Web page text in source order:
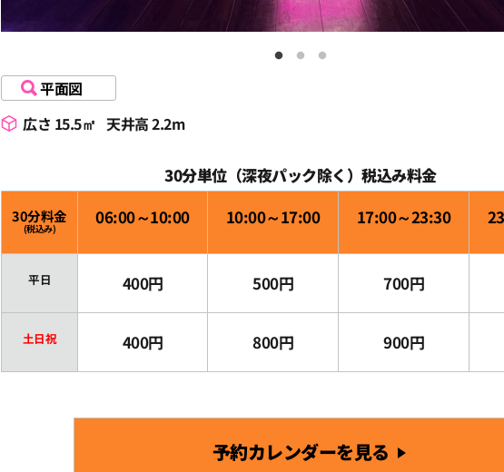
19:30
20:30
21:00
21:30
平面図
広さ 15.5㎡ 天井高 2.2m
30分単位（深夜パック除く）税込み料金
30分料金
(税込み)
06:00～10:00 10:00～17:00 17:00～23:30
平日 400円 500円 700円
土日祝 400円 800円 900円
予約カレンダーを見る